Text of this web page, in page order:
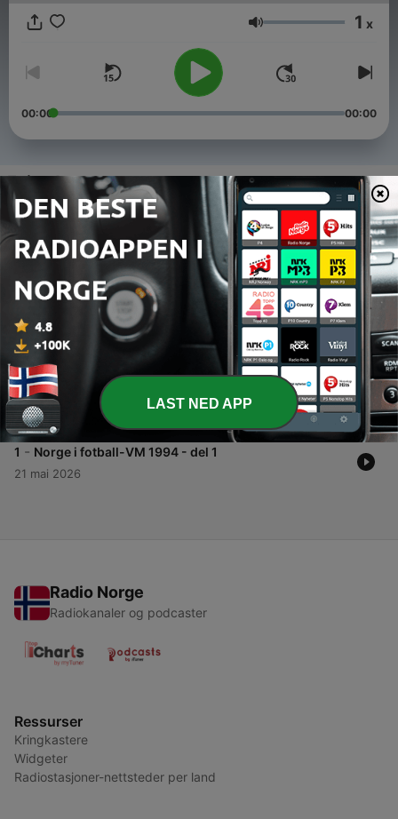
Volum 1 x
00:00 00:00
Episoder
5 Mirakelet i Marseille. Norge - Brasil i 1998
30 juni 2026
4 - Norge i fotball-VM 1998 - del 2
09 juni 2026
3 - Norge i fotball-VM 1998 - del 1
2 - Norge i fotball-VM 1994 - del 2
21 mai 2026
1 - Norge i fotball-VM 1994 - del 1
21 mai 2026
Radio Norge
Radiokanaler og podcaster
Ressurser
Kringkastere
Widgeter
Radiostasjoner-nettsteder per land
LAST NED APP